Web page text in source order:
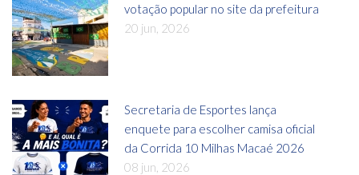
votação popular no site da prefeitura
20 jun, 2026
Secretaria de Esportes lança
enquete para escolher camisa oficial
da Corrida 10 Milhas Macaé 2026
08 jun, 2026